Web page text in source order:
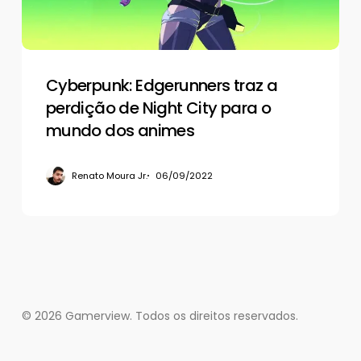
City
para
mundo
animes
Cyberpunk: Edgerunners traz a
perdição de Night City para o
mundo dos animes
Renato Moura Jr. 06/09/2022
© 2026 Gamerview. Todos os direitos reservados.